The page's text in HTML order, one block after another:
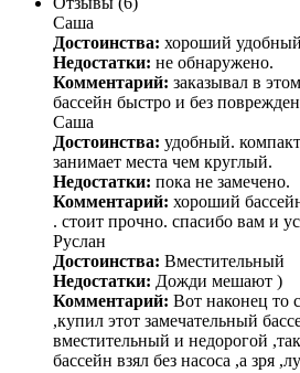
Саша
Достоинства: хороший
Недостатки: не обнаружено.
Комментарий: заказывал в
бассейн быстро и без
Саша
Достоинства: удобный.
занимает места чем круглый.
Недостатки: пока не замечено.
Комментарий: хороший
. стоит прочно. спасибо вам и
Руслан
Достоинства: Вместительный
Недостатки: Дожди мешают )
Комментарий: Вот наконец то
,купил этот замечательный
вместительный и недорогой
бассейн взял без насоса ,а зря